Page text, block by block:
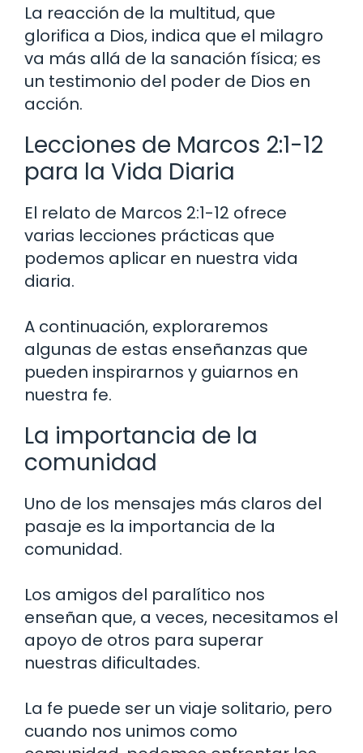
La reacción de la multitud, que
glorifica a Dios, indica que el milagro
va más allá de la sanación física; es
un testimonio del poder de Dios en
acción.
Lecciones de Marcos 2:1-12
para la Vida Diaria
El relato de Marcos 2:1-12 ofrece
varias lecciones prácticas que
podemos aplicar en nuestra vida
diaria.
A continuación, exploraremos
algunas de estas enseñanzas que
pueden inspirarnos y guiarnos en
nuestra fe.
La importancia de la
comunidad
Uno de los mensajes más claros del
pasaje es la importancia de la
comunidad.
Los amigos del paralítico nos
enseñan que, a veces, necesitamos el
apoyo de otros para superar
nuestras dificultades.
La fe puede ser un viaje solitario, pero
cuando nos unimos como